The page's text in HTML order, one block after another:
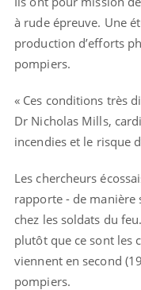
à rude épreuve. Une
production d’efforts
pompiers.
« Ces conditions très
Dr Nicholas Mills,
incendies et le risque
Les chercheurs
rapporte - de manière
chez les soldats du feu.
plutôt que ce sont les
viennent en second
pompiers.
sur la maladie d'un